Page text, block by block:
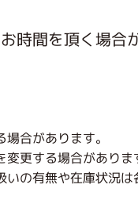
時間を頂く場合
合があります。
更する場合がありま
の有無や在庫状況は